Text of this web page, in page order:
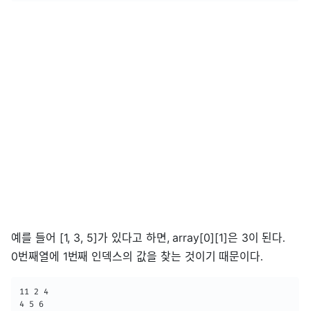
예를 들어 [1, 3, 5]가 있다고 하면, array[0][1]은 3이 된다.
0번째열에 1번째 인덱스의 값을 찾는 것이기 때문이다.
11 2 4
4 5 6